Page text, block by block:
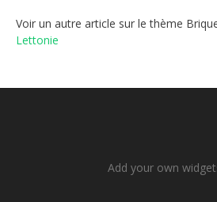
Voir un autre article sur le thème
Lettonie
Add your own